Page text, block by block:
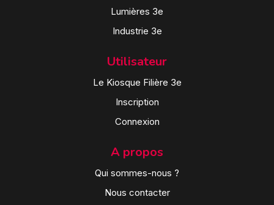
Lumières 3e
Industrie 3e
Utilisateur
Le Kiosque Filière 3e
Inscription
Connexion
A propos
Qui sommes-nous ?
Nous contacter